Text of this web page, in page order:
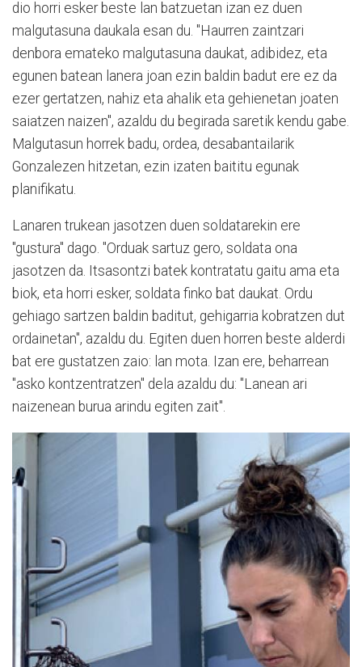
dio horri esker beste lan batzuetan izan ez duen
malgutasuna daukala esan du. "Haurren zaintzari
denbora emateko malgutasuna daukat, adibidez, eta
egunen batean lanera joan ezin baldin badut ere ez da
ezer gertatzen, nahiz eta ahalik eta gehienetan joaten
saiatzen naizen", azaldu du begirada saretik kendu gabe.
Malgutasun horrek badu, ordea, desabantailarik
Gonzalezen hitzetan, ezin izaten baititu egunak
planifikatu.
Lanaren trukean jasotzen duen soldatarekin ere
"gustura" dago. "Orduak sartuz gero, soldata ona
jasotzen da. Itsasontzi batek kontratatu gaitu ama eta
biok, eta horri esker, soldata finko bat daukat. Ordu
gehiago sartzen baldin baditut, gehigarria kobratzen dut
ordainetan", azaldu du. Egiten duen horren beste alderdi
bat ere gustatzen zaio: lan mota. Izan ere, beharrean
"asko kontzentratzen" dela azaldu du: "Lanean ari
naizenean burua arindu egiten zait".